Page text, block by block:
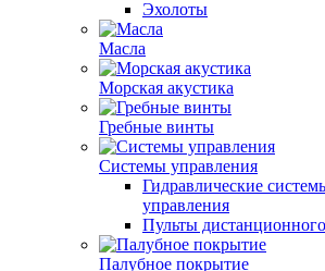
Эхолоты
Масла
Морская акустика
Гребные винты
Системы управления
Гидравлические
управления
Пульты
Палубное покрытие